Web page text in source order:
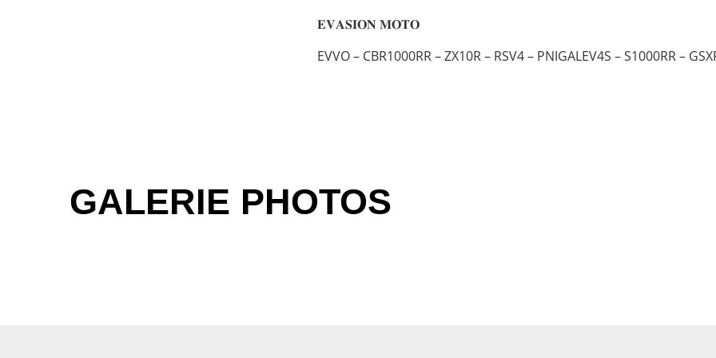
𝐄𝐕𝐀𝐒𝐈𝐎𝐍 𝐌𝐎𝐓𝐎
EVVO – CBR1000RR – ZX10R – RSV4 – PNIGALEV4S – S1000RR –
GALERIE PHOTOS